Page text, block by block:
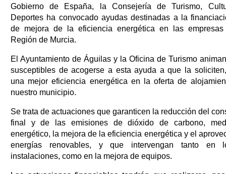
Gobierno de España, la Consejería de Turismo,
Deportes ha convocado ayudas destinadas a la
de mejora de la eficiencia energética en las
Región de Murcia.
El Ayuntamiento de Águilas y la Oficina de Turismo
susceptibles de acogerse a esta ayuda a que la
una mejor eficiencia energética en la oferta de
nuestro municipio.
Se trata de actuaciones que garanticen la reducción del
final y de las emisiones de dióxido de carbono,
energético, la mejora de la eficiencia energética y el
energías renovables, y que intervengan tanto en
instalaciones, como en la mejora de equipos.